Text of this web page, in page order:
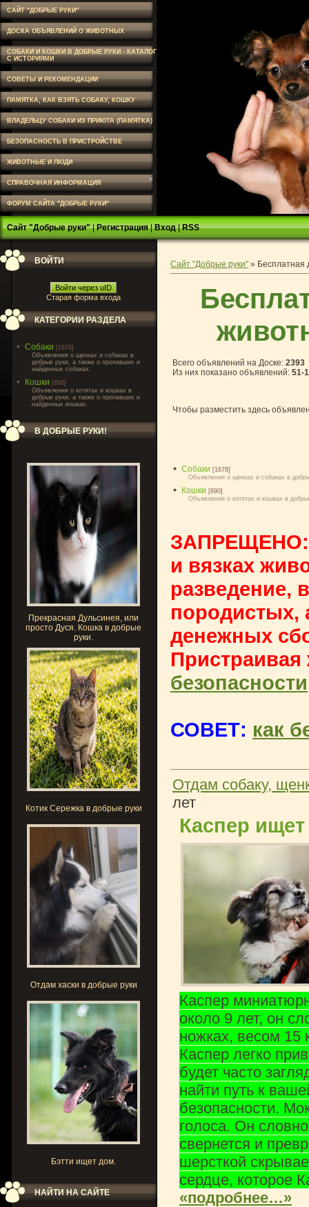
САЙТ "ДОБРЫЕ РУКИ"
ДОСКА ОБЪЯВЛЕНИЙ О ЖИВОТНЫХ
СОБАКИ И КОШКИ В ДОБРЫЕ РУКИ - КАТАЛОГ
С ИСТОРИЯМИ
СОВЕТЫ И РЕКОМЕНДАЦИИ
ПАМЯТКА, КАК ВЗЯТЬ СОБАКУ, КОШКУ
ВЛАДЕЛЬЦУ СОБАКИ ИЗ ПРИЮТА (ПАМЯТКА)
БЕЗОПАСНОСТЬ В ПРИСТРОЙСТВЕ
ЖИВОТНЫЕ И ЛЮДИ
СПРАВОЧНАЯ ИНФОРМАЦИЯ
ФОРУМ САЙТА "ДОБРЫЕ РУКИ"
Сайт "Добрые руки"|Регистрация|Вход|RSS
ВОЙТИ
Войти через uID
Старая форма входа
КАТЕГОРИИ РАЗДЕЛА
Собаки [1678]
Объявления о щенках и собаках в
добрые руки, а также о пропавших и
найденных собаках.
Кошки [890]
Объявления о котятах и кошках в
добрые руки, а также о пропавших и
найденных кошках.
В ДОБРЫЕ РУКИ!
Прекрасная Дульсинея, или
просто Дуся. Кошка в добрые
руки.
Котик Сережка в добрые руки
Отдам хаски в добрые руки
Бэтти ищет дом.
НАЙТИ НА САЙТЕ
Сайт "Добрые руки" » Бесплатная
Всего объявлений на Доске: 2393
Из них показано объявлений: 51-
Чтобы разместить здесь
Собаки [1678]
Объявления о щенках и собаках в
Кошки [890]
Объявления о котятах и кошках в
ЗАПРЕЩЕНО:
и вязках
разведение,
породистых,
денежных
безопасности
СОВЕТ: как
Отдам собаку,
лет
Каспер
Каспер
около 9 лет, он
ножках, весом 15
Каспер легко
будет часто
найти путь к
безопасности.
голоса. Он
свернется и
шерсткой
сердце, которое
«подробнее…»